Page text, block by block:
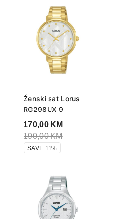
Ženski sat Lorus
RG298UX-9
170,00 KM
190,00KM
SAVE 11%